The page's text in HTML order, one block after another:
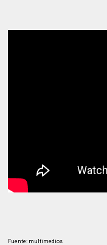
Fuente: multimedios